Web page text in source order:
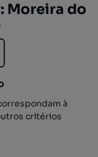
Moreira do
à
critérios